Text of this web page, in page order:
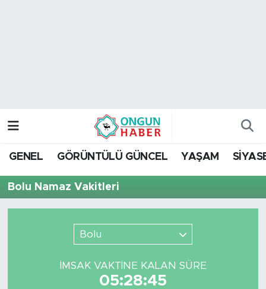
GENEL GÖRÜNTÜLÜ GÜNCEL YAŞAM
Bolu Namaz Vakitleri
Bolu
İMSAK VAKTİNE KALAN SÜRE
05:28:45
Trafik Durumu
Son Dakika Haberleri